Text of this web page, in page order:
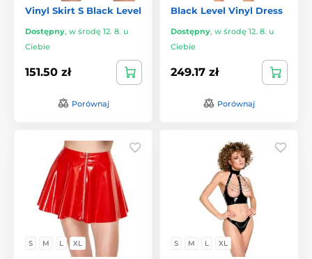
Vinyl Skirt S Black Level
Dostępny, w środę 12. 8. u
Ciebie
151.50 zł
Porównaj
Black Level Vinyl Dress
Dostępny, w środę 12. 8. u
Ciebie
249.17 zł
Porównaj
S M L XL S M L XL